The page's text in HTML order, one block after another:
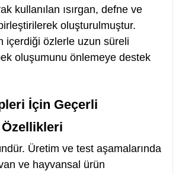
kullanılan ısırgan, defne ve
oluşturulmuştur.
içerdiği özlerle uzun süreli
oluşumunu önlemeye destek
İçin Geçerli
Özellikleri
Üretim ve test aşamalarında
ve hayvansal ürün